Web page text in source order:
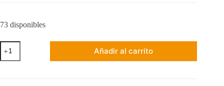
73 disponibles
Ácido
Esteárico
-
Añadir al carrito